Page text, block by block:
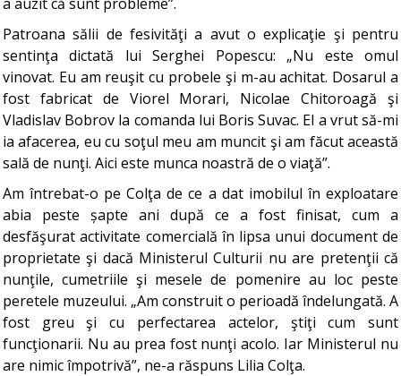
Patroana sălii de fesivităţi a avut o explicaţie şi pentru
sentinţa dictată lui Serghei Popescu: „Nu este omul
vinovat. Eu am reuşit cu probele şi m-au achitat. Dosarul a
fost fabricat de Viorel Morari, Nicolae Chitoroagă şi
Vladislav Bobrov la comanda lui Boris Suvac. El a vrut să-mi
ia afacerea, eu cu soţul meu am muncit şi am făcut această
sală de nunţi. Aici este munca noastră de o viaţă”.
Am întrebat-o pe Colţa de ce a dat imobilul în exploatare
abia peste șapte ani după ce a fost finisat, cum a
desfăşurat activitate comercială în lipsa unui document de
proprietate şi dacă Ministerul Culturii nu are pretenţii că
nunţile, cumetriile şi mesele de pomenire au loc peste
peretele muzeului. „Am construit o perioadă îndelungată. A
fost greu şi cu perfectarea actelor, ştiţi cum sunt
funcţionarii. Nu au prea fost nunţi acolo. Iar Ministerul nu
are nimic împotrivă”, ne-a răspuns Lilia Colţa.